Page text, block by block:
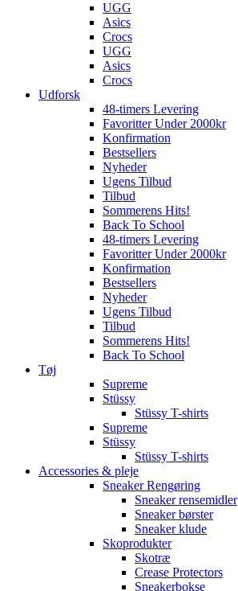
UGG
Asics
Crocs
UGG
Asics
Crocs
Udforsk
48-timers Levering
Favoritter Under 2000kr
Konfirmation
Bestsellers
Nyheder
Ugens Tilbud
Tilbud
Sommerens Hits!
Back To School
48-timers Levering
Favoritter Under 2000kr
Konfirmation
Bestsellers
Nyheder
Ugens Tilbud
Tilbud
Sommerens Hits!
Back To School
Tøj
Supreme
Stüssy
Stüssy T-shirts
Supreme
Stüssy
Stüssy T-shirts
Accessories & pleje
Sneaker Rengøring
Sneaker rensemidler
Sneaker børster
Sneaker klude
Skoprodukter
Skotræ
Crease Protectors
Sneakerbokse